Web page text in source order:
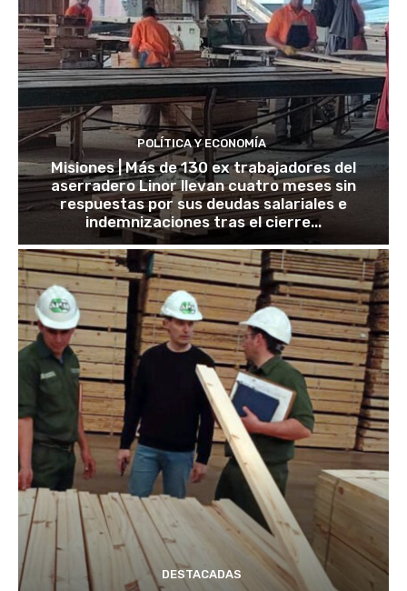
POLÍTICA Y ECONOMÍA
Misiones | Más de 130 ex trabajadores del
aserradero Linor llevan cuatro meses sin
respuestas por sus deudas salariales e
indemnizaciones tras el cierre...
DESTACADAS